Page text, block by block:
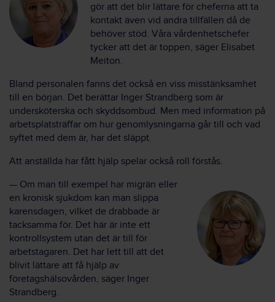
gör att det blir lättare för cheferna att ta
kontakt även vid andra tillfällen då de
behöver stöd. Våra vårdenhetschefer
tycker att det är toppen, säger Elisabet
Meiton.
Bland personalen fanns det också en viss misstänksamhet
till en början. Det berättar Inger Strandberg som är
undersköterska och skyddsombud. Men med information på
arbetsplatsträffar om hur genomlysningarna går till och vad
syftet med dem är, har det släppt.
Att anställda har fått hjälp spelar också roll förstås.
— Om man till exempel har migrän eller
en kronisk sjukdom kan man slippa
karensdagen, vilket de drabbade är
tacksamma för. Det här är inte ett
kontrollsystem utan det är till för
arbetstagaren. Det har lett till att det
blivit lättare att få hjälp av
företagshälsovården, säger Inger
Strandberg.